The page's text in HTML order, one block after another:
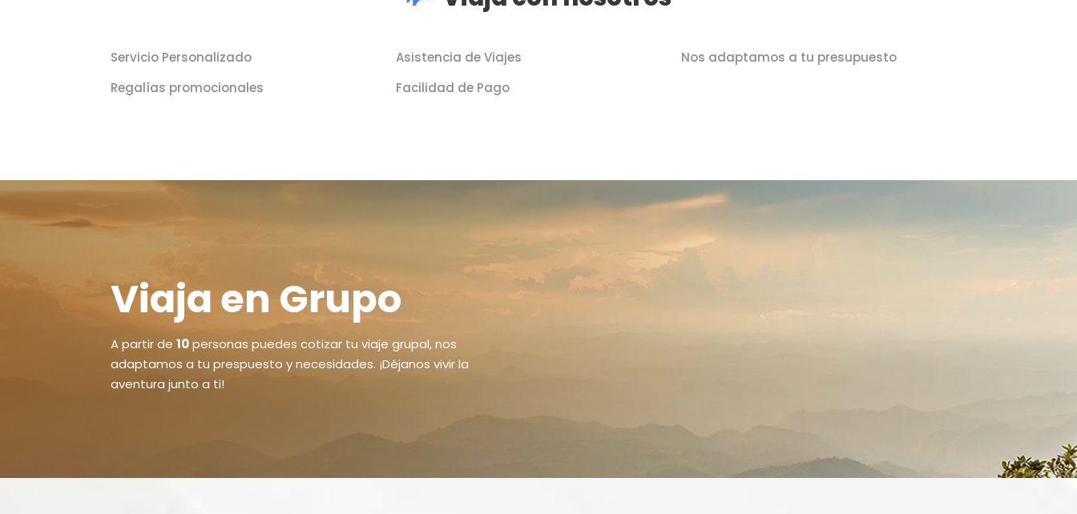
Servicio Personalizado Asistencia de Viajes
Nos adaptamos a tu presupuesto
Regalías promocionales
Facilidad de Pago
Viaja en Grupo
A partir de 10personas puedes cotizar tu viaje grupal, nos
adaptamos a tu prespuesto y necesidades. ¡Déjanos vivir la
aventura junto a ti!